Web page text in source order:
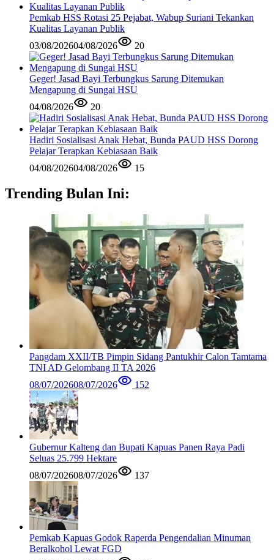
Pemkab HSS Rotasi 25 Pejabat, Wabup Suriani Tekankan
Kualitas Layanan Publik
03/08/202604/08/2026 20
Geger! Jasad Bayi Terbungkus Sarung Ditemukan
Mengapung di Sungai HSU
04/08/2026
20
Hadiri Sosialisasi Anak Hebat, Bunda PAUD HSS Dorong
Pelajar Terapkan Kebiasaan Baik
04/08/202604/08/2026 15
Trending Bulan Ini:
Pangdam XXII/TB Pimpin Sidang Pantukhir Calon Tamtama
TNI AD Gelombang II TA 2026
08/07/202608/07/2026 152
Gubernur Kalteng dan Bupati Kapuas Panen Raya Padi
Seluas 25.799 Hektare
08/07/202608/07/2026 137
Pemkab Kapuas Godok Raperda Pengendalian Minuman
Beralkohol Lewat FGD